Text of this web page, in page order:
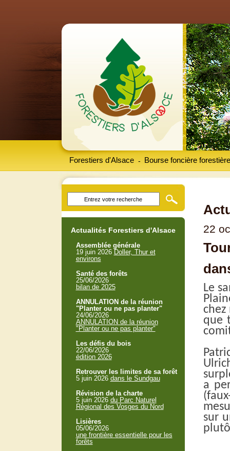
Forestiers d'Alsace Bourse foncière forestière
-
22
Le
que
a
sur
Actualités Forestiers d'Alsace
Assemblée générale
19 juin 2026 Doller, Thur et
environs
Santé des forêts
25/06/2026
bilan de 2025
ANNULATION de la réunion
"Planter ou ne pas planter"
24/06/2026
ANNULATION de la réunion
"Planter ou ne pas planter"
Les défis du bois
22/06/2026
édition 2026
Retrouver les limites de sa forêt
5 juin 2026 dans le Sundgau
Révision de la charte
5 juin 2026 du Parc Naturel
Régional des Vosges du Nord
Lisières
05/06/2026
une frontière essentielle pour les
forêts